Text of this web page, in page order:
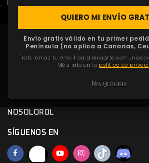
DÓNDE ENCONTRARNOS
NOSOLOROL
SÍGUENOS EN
QUIERO MI ENVÍO
Envío gratis válido en tu primer
Península (no aplica a Canarias,
Trataremos tu email para enviarte
Más info en la política de
No, gracias